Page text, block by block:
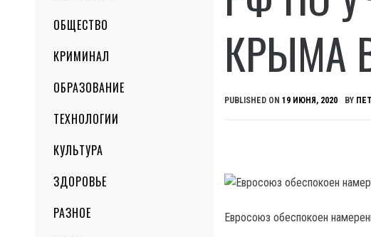
ОБЩЕСТВО
КРИМИНАЛ
ОБРАЗОВАНИЕ
ТЕХНОЛОГИИ
КУЛЬТУРА
ЗДОРОВЬЕ
РАЗНОЕ
КРЫМА
PUBLISHED ON 19 ИЮНЯ, 2020 BY
Евросоюз обеспокоен